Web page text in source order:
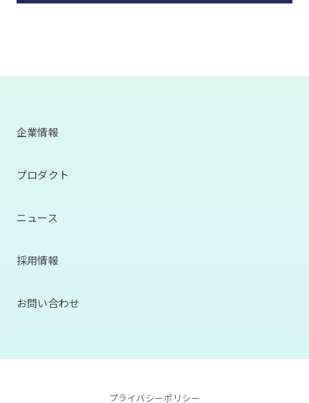
企業情報
プロダクト
ニュース
採用情報
お問い合わせ
プライバシーポリシー